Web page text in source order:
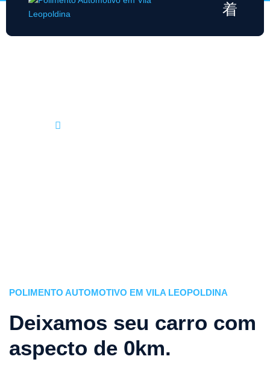
POLIMENTO AUTOMOTIVO EM VILA LEOPOLDINA
Deixamos seu carro com
aspecto de 0km.